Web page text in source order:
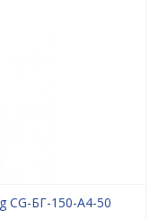
CG-БГ-150-А4-50